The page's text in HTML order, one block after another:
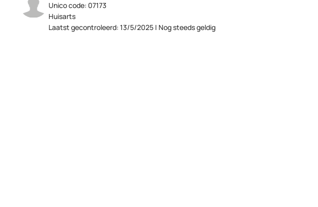
Unico code: 07173
Huisarts
Laatst gecontroleerd: 13/5/2025 | Nog steeds geldig